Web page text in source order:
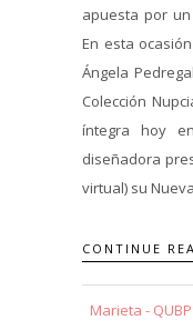
apuesta por
En esta
Ángela
Colección
íntegra hoy
diseñadora
virtual) su
CONTINUE
Marieta - QUBP